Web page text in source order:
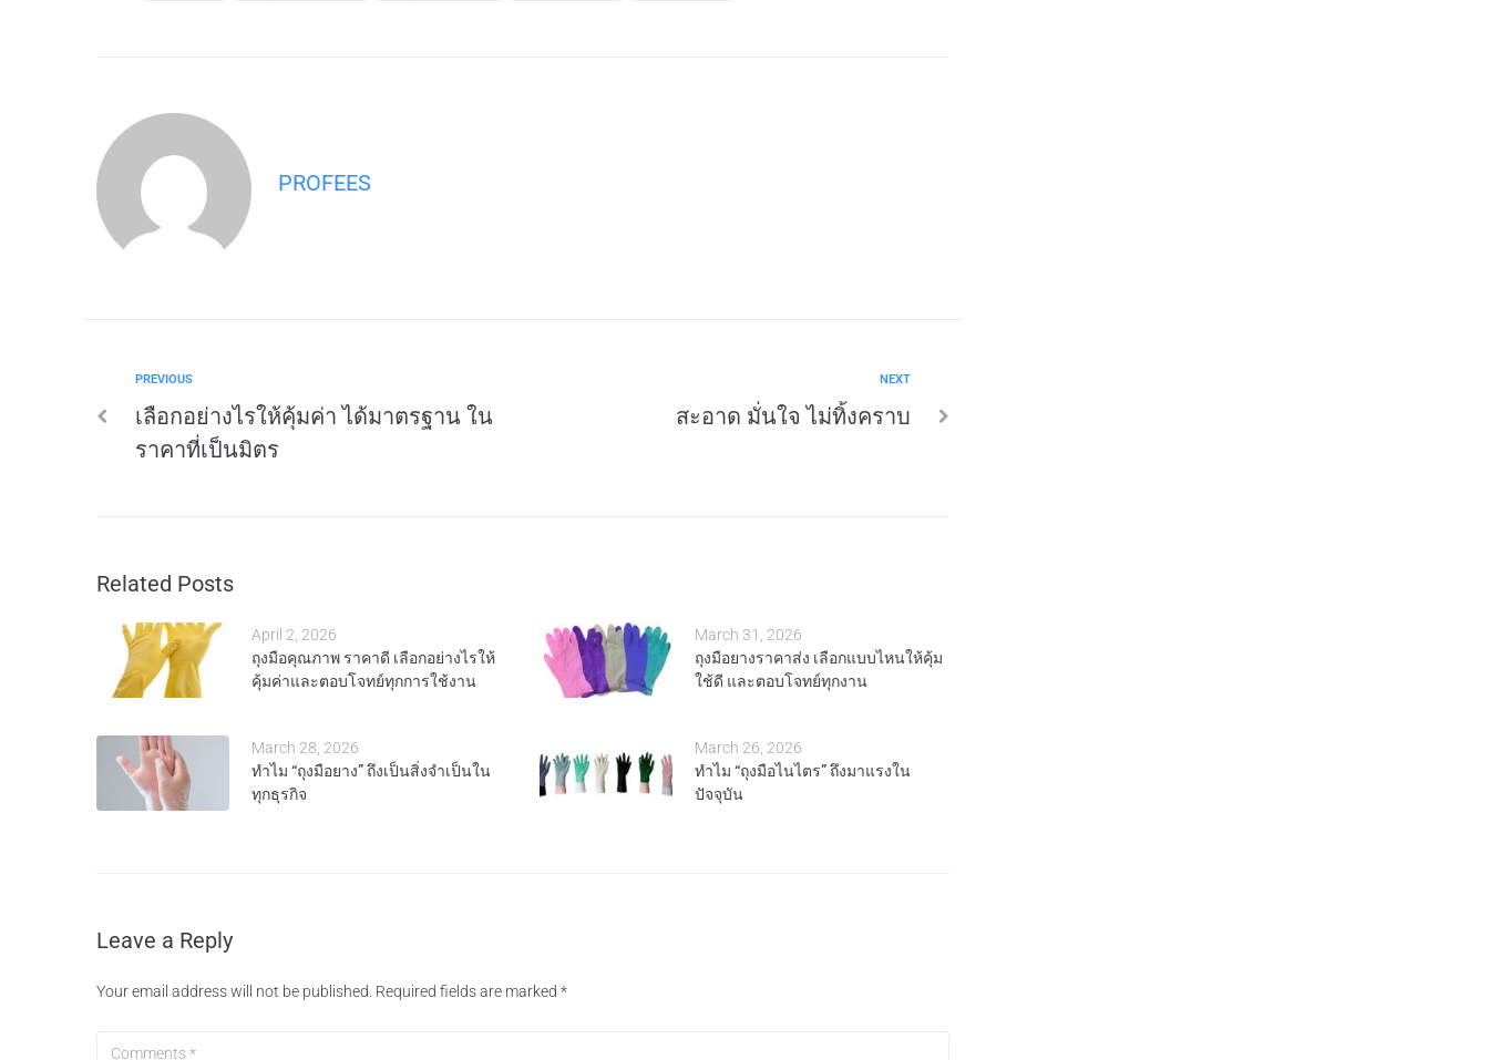
PROFEES
PREVIOUS
เลือกอย่างไรให้คุ้มค่า ได้มาตรฐาน ใน
ราคาที่เป็นมิตร
NEXT
สะอาด มั่นใจ ไม่ทิ้งคราบ
Related Posts
April 2, 2026
ถุงมือคุณภาพ ราคาดี เลือกอย่างไรให้
คุ้มค่าและตอบโจทย์ทุกการใช้งาน
March 31, 2026
ถุงมือยางราคาส่ง เลือกแบบไหนให้คุ้ม
ใช้ดี และตอบโจทย์ทุกงาน
March 28, 2026
ทำไม “ถุงมือยาง” ถึงเป็นสิ่งจำเป็นใน
ทุกธุรกิจ
March 26, 2026
ทำไม “ถุงมือไนไตร” ถึงมาแรงใน
ปัจจุบัน
Leave a Reply
Your email address will not be published. Required fields are marked *